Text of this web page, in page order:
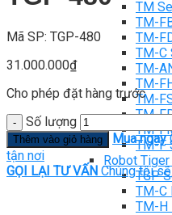
TM
TM-
TM-
TM-C
TM-
TM-
TM-
TM-
TM-
TM-F
Robot
TGP
TM-C
TM-H
Mã SP: TGP-480
31.000.000₫
Cho phép đặt hàng trước
Số lượng
Thêm vào giỏ hàng Mua ngay
tận nơi
GỌI LẠI TƯ VẤN Chúng tôi